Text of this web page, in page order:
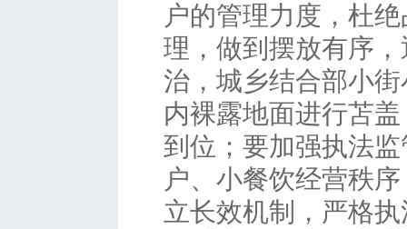
户的管理力度，杜
理，做到摆放有序
治，城乡结合部小
内裸露地面进行苫
到位；要加强执法
户、小餐饮经营秩
立长效机制，严格